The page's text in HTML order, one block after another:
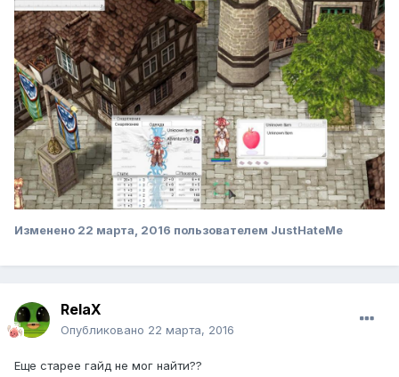
Изменено 22 марта, 2016 пользователем JustHateMe
RelaX
Опубликовано 22 марта, 2016
Еще старее гайд не мог найти??